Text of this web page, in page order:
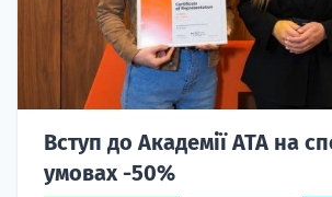
Вступ до Академії ATA на
умовах -50%